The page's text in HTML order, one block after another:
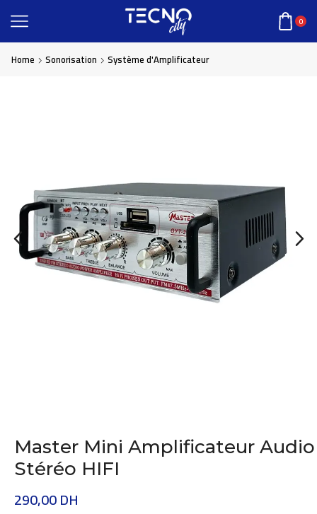
0
Home Sonorisation Système d'Amplificateur
Master Mini Amplificateur Audio
Stéréo HIFI
290,00DH